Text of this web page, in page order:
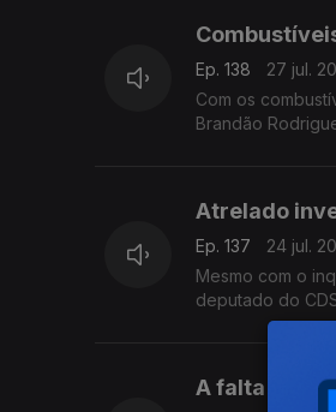
Ep. 138
27 jul.
Com os
Brandão
Atrelado
Ep. 137
24 jul.
Mesmo com o
deputado do
A falta de